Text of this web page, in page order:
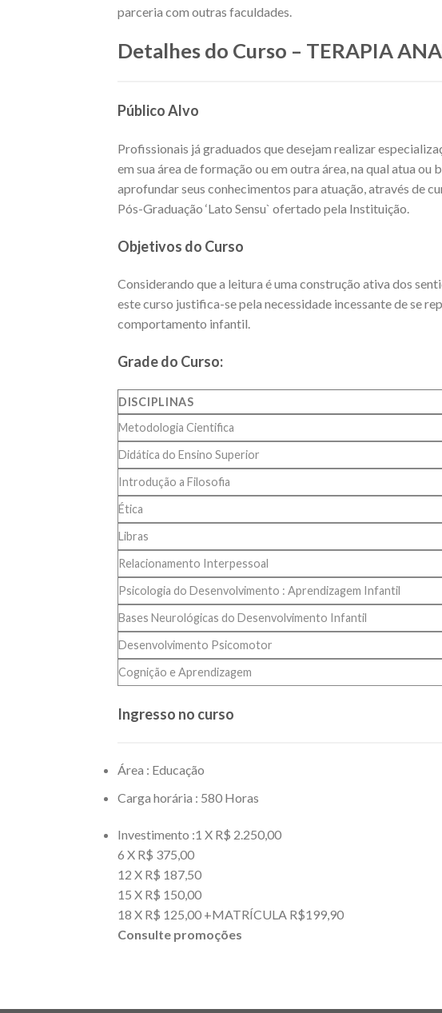
parceria com outras faculdades.
Detalhes do Curso – TERAPIA
Público Alvo
Profissionais já graduados que desejam realizar
em sua área de formação ou em outra área, na qual atua ou
aprofundar seus conhecimentos para atuação, através de
Pós-Graduação ‘Lato Sensu` ofertado pela Instituição.
Objetivos do Curso
Considerando que a leitura é uma construção ativa dos
este curso justifica-se pela necessidade incessante de se
comportamento infantil.
Grade do Curso:
DISCIPLINAS
Metodologia Cientifica
Didática do Ensino Superior
Introdução a Filosofia
Ética
Libras
Relacionamento Interpessoal
Psicologia do Desenvolvimento : Aprendizagem Infantil
Bases Neurológicas do Desenvolvimento Infantil
Desenvolvimento Psicomotor
Cognição e Aprendizagem
Ingresso no curso
Área : Educação
Carga horária : 580 Horas
Investimento :1 X R$ 2.250,00
6 X R$ 375,00
12 X R$ 187,50
15 X R$ 150,00
18 X R$ 125,00 +MATRÍCULA R$199,90
Consulte promoções